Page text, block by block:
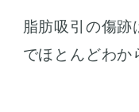
脂肪吸引の傷跡
でほとんどわか